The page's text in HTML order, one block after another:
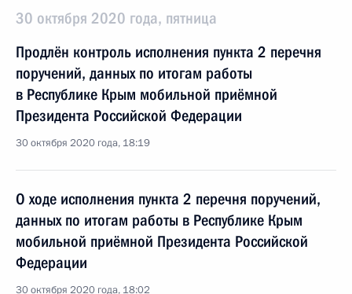
30 октября 2020 года, пятница
Продлён контроль исполнения пункта 2 перечня
поручений, данных по итогам работы
в Республике Крым мобильной приёмной
Президента Российской Федерации
30 октября 2020 года, 18:19
О ходе исполнения пункта 2 перечня поручений,
данных по итогам работы в Республике Крым
мобильной приёмной Президента Российской
Федерации
30 октября 2020 года, 18:02